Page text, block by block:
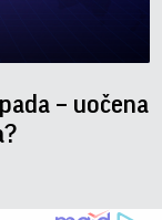
– uočena